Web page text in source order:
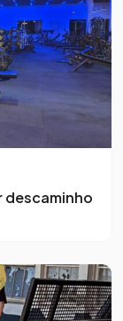
descaminho